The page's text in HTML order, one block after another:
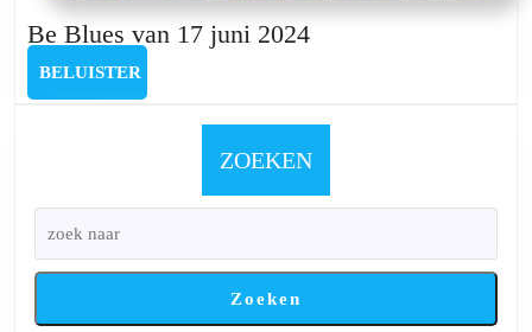
Be Blues van 17 juni 2024Be
17
juni
BELUISTER
ZOEKEN
Zoeken